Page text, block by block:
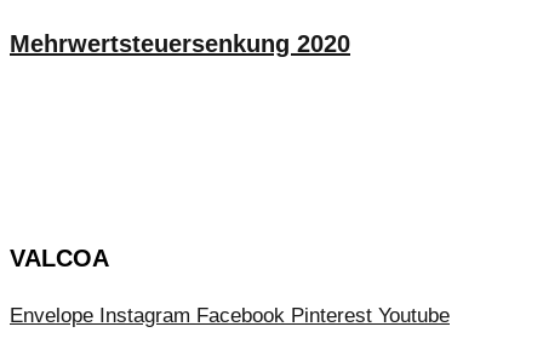
Mehrwertsteuersenkung 2020
VALCOA
Envelope Instagram Facebook Pinterest Youtube